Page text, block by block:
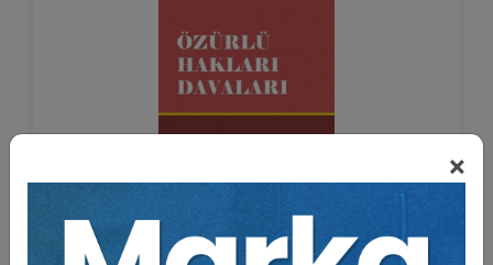
×
Özürlü Hakları Davaları